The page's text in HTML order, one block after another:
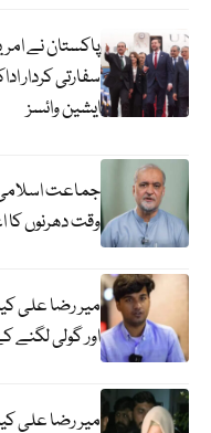
پاکستان نے
سفارتی کردار
ایشین وائسز
وقت دھرنوں کا
میر رضا علی
اور گولی لگنے
میر رضا علی